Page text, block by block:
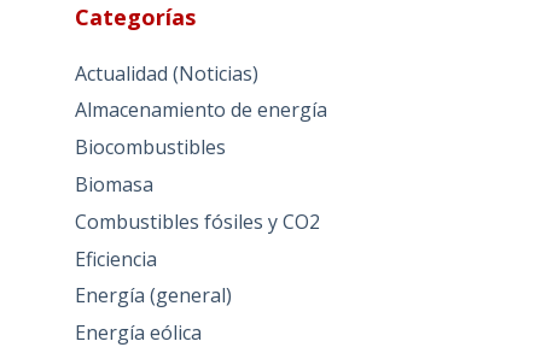
Categorías
Actualidad (Noticias)
Almacenamiento de energía
Biocombustibles
Biomasa
Combustibles fósiles y CO2
Eficiencia
Energía (general)
Energía eólica